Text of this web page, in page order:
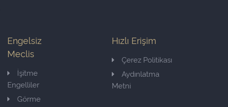
Engelsiz
Meclis
İşitme
Engelliler
Görme
Hızlı Erişim
Çerez Politikası
Aydınlatma
Metni